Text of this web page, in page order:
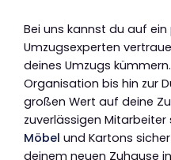
Bei uns kannst du auf
Umzugsexperten
deines Umzugs
Organisation bis hin zur
großen Wert auf deine
zuverlässigen
Möbel und Kartons
deinem neuen Zuhause